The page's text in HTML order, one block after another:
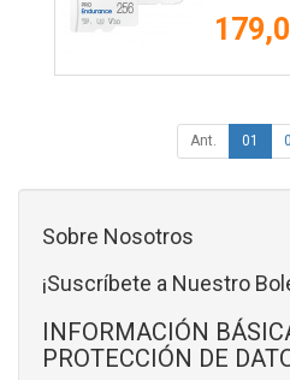
Ant. 01
Sobre Nosotros
¡Suscríbete a Nuestro
INFORMACIÓN
PROTECCIÓN DE